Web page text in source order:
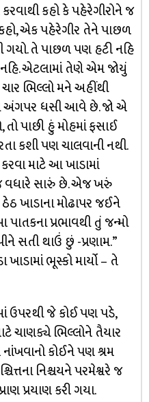
કહો કે પહેરેગીરોને જ
એક પહેરેગીર તેને પાછળ
ગયો. તે પાછળ પણ હટી નહિ
એટલામાં તેણે એમ જોયું
ભિલ્લો મને અહીંથી
અંગપર ધસી આવે છે. જો એ
પાછી હું મોહમાં ફસાઈ
કશી પણ ચાલવાની નથી.
માટે આ ખાડામાં
વધારે સારું છે. એજ ખરું
ઠેઠ ખાડાના મોઢાપર જઈને
પ્રભાવથી તું જન્મો
સતી થાઉં છું -પ્રણામ.”
ભૂસ્કો માર્યો – તે
ઉપરથી જે કોઈ પણ પડે,
ચાણક્યે ભિલ્લોને તૈયાર
નાંખવાનો કોઈને પણ શ્રમ
નિશ્ચયને પરમેશ્વરે જ
પ્રયાણ કરી ગયા.